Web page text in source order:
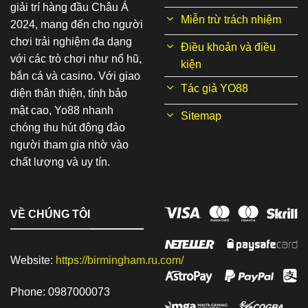
giải trí hàng đầu Châu Á
2024, mang đến cho người
chơi trải nghiệm đa dạng
với các trò chơi như nổ hũ,
bắn cá và casino. Với giao
diện thân thiện, tính bảo
mật cao, Yo88 nhanh
chóng thu hút đông đảo
người tham gia nhờ vào
chất lượng và uy tín.
Miễn trừ trách nhiệm
Điều khoản và điều
kiện
Tác giả YO88
Sitemap
VỀ CHÚNG TÔI
Website: https://birmingham.ru.com/
Phone: 0987000073